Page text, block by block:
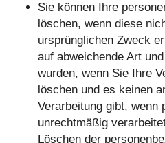
Sie können Ihre
löschen, wenn diese
ursprünglichen Zweck
auf abweichende Art
wurden, wenn Sie Ihre
löschen und es keinen
Verarbeitung gibt, wenn
unrechtmäßig
Löschen der